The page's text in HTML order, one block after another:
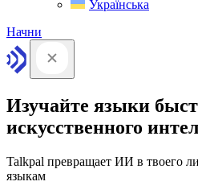
Українська
Начни
Изучайте языки
искусственного
Talkpal превращает ИИ в твоего
языкам